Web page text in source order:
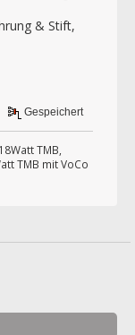
& Stift,
Gespeichert
TMB,
TMB mit VoCo